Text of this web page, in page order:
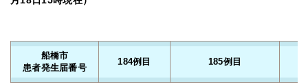
船橋市
患者発生届番号
184例目 185例目